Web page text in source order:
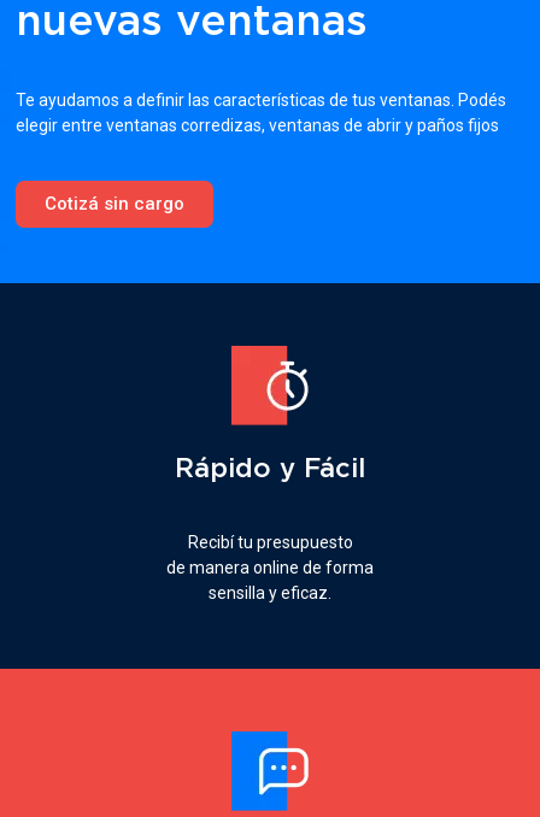
nuevas ventanas
Te ayudamos a definir las características de tus ventanas. Podés
elegir entre ventanas corredizas, ventanas de abrir y paños fijos
Cotizá sin cargo
Rápido y Fácil
Recibí tu presupuesto
de manera online de forma
sensilla y eficaz.